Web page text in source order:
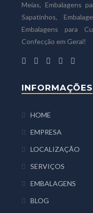
Meias, Embalagens
Sapatinhos,
Embalagens para
Confecção em Geral!
INFORMAÇÕES
HOME
EMPRESA
LOCALIZAÇÃO
SERVIÇOS
EMBALAGENS
BLOG